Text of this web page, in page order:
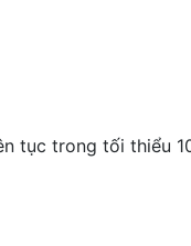
tục trong tối thiểu